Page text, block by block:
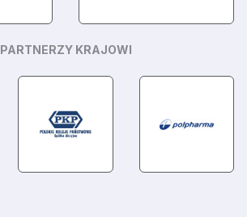
PARTNERZY KRAJOWI